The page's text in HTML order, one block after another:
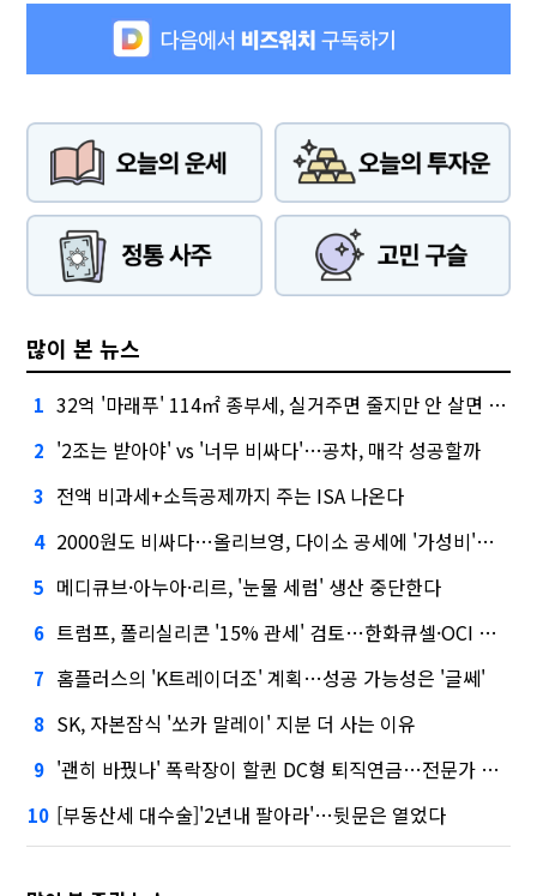
많이 본 뉴스
1 32억 '마래푸' 114㎡ 종부세, 실거주면 줄지만 안 살면 2.5배
2 '2조는 받아야' vs '너무 비싸다'…공차, 매각 성공할까
3 전액 비과세+소득공제까지 주는 ISA 나온다
4 2000원도 비싸다…올리브영, 다이소 공세에 '가성비'로 맞불
5 메디큐브·아누아·리르, '눈물 세럼' 생산 중단한다
6 트럼프, 폴리실리콘 '15% 관세' 검토…한화큐셀·OCI 영향은?
7 홈플러스의 'K트레이더조' 계획…성공 가능성은 '글쎄'
8 SK, 자본잠식 '쏘카 말레이' 지분 더 사는 이유
9 '괜히 바꿨나' 폭락장이 할퀸 DC형 퇴직연금…전문가 조언은
10 [부동산세 대수술]'2년내 팔아라'…뒷문은 열었다